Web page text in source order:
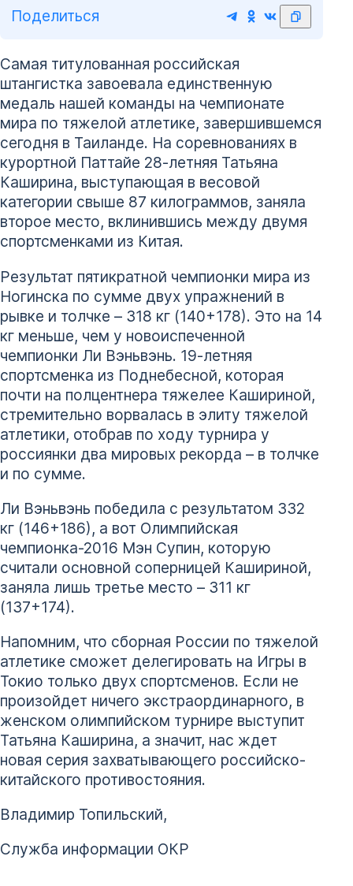
Поделиться
Самая титулованная российская
штангистка завоевала единственную
медаль нашей команды на чемпионате
мира по тяжелой атлетике, завершившемся
сегодня в Таиланде. На соревнованиях в
курортной Паттайе 28-летняя Татьяна
Каширина, выступающая в весовой
категории свыше 87 килограммов, заняла
второе место, вклинившись между двумя
спортсменками из Китая.
Результат пятикратной чемпионки мира из
Ногинска по сумме двух упражнений в
рывке и толчке – 318 кг (140+178). Это на 14
кг меньше, чем у новоиспеченной
чемпионки Ли Вэньвэнь. 19-летняя
спортсменка из Поднебесной, которая
почти на полцентнера тяжелее Кашириной,
стремительно ворвалась в элиту тяжелой
атлетики, отобрав по ходу турнира у
россиянки два мировых рекорда – в толчке
и по сумме.
Ли Вэньвэнь победила с результатом 332
кг (146+186), а вот Олимпийская
чемпионка-2016 Мэн Супин, которую
считали основной соперницей Кашириной,
заняла лишь третье место – 311 кг
(137+174).
Напомним, что сборная России по тяжелой
атлетике сможет делегировать на Игры в
Токио только двух спортсменов. Если не
произойдет ничего экстраординарного, в
женском олимпийском турнире выступит
Татьяна Каширина, а значит, нас ждет
новая серия захватывающего российско-
китайского противостояния.
Владимир Топильский,
Служба информации ОКР